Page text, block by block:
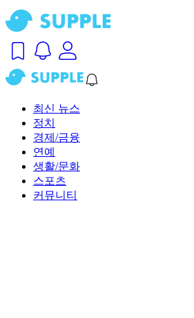
최신 뉴스
정치
경제/금융
연예
생활/문화
스포츠
커뮤니티